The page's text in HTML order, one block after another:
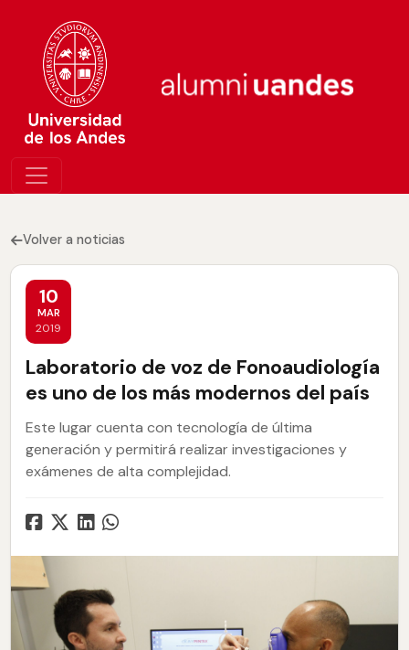
Volver a noticias
10
MAR
2019
Laboratorio de voz de Fonoaudiología
es uno de los más modernos del país
Este lugar cuenta con tecnología de última
generación y permitirá realizar investigaciones y
exámenes de alta complejidad.